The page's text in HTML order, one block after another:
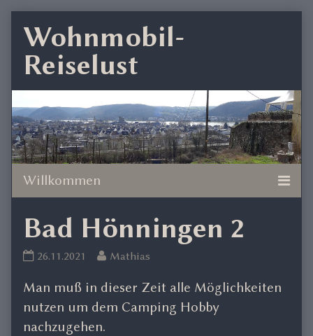
content
Wohnmobil-
Reiselust
Bad Hönningen 2
Bad
2
published
on
26.11.2021
Read
posts
by
Mathias
Man muß in dieser Zeit alle Möglichkeiten
nutzen um dem Camping Hobby
nachzugehen.